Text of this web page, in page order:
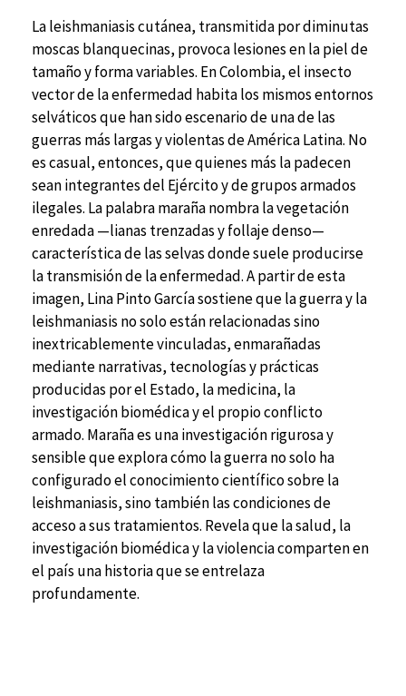
La leishmaniasis cutánea, transmitida por diminutas
moscas blanquecinas, provoca lesiones en la piel de
tamaño y forma variables. En Colombia, el insecto
vector de la enfermedad habita los mismos entornos
selváticos que han sido escenario de una de las
guerras más largas y violentas de América Latina. No
es casual, entonces, que quienes más la padecen
sean integrantes del Ejército y de grupos armados
ilegales. La palabra maraña nombra la vegetación
enredada —lianas trenzadas y follaje denso—
característica de las selvas donde suele producirse
la transmisión de la enfermedad. A partir de esta
imagen, Lina Pinto García sostiene que la guerra y la
leishmaniasis no solo están relacionadas sino
inextricablemente vinculadas, enmarañadas
mediante narrativas, tecnologías y prácticas
producidas por el Estado, la medicina, la
investigación biomédica y el propio conflicto
armado. Maraña es una investigación rigurosa y
sensible que explora cómo la guerra no solo ha
configurado el conocimiento científico sobre la
leishmaniasis, sino también las condiciones de
acceso a sus tratamientos. Revela que la salud, la
investigación biomédica y la violencia comparten en
el país una historia que se entrelaza
profundamente.